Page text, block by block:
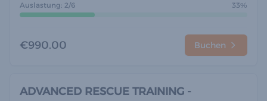
Auslastung: 2/6 33%
€990.00 Buchen
ADVANCED RESCUE TRAINING -